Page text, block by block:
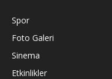
Spor
Foto Galeri
Sinema
Etkinlikler